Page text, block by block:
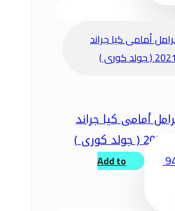
أمامى كيا جراند
Add to